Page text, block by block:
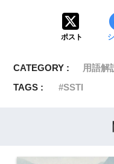
ポスト
CATEGORY :
用語解
TAGS :
SSTI